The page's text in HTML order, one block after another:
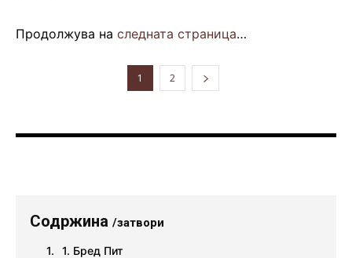
Продолжува на следната страница…
1 2
Содржина /затвори
1. Бред Пит